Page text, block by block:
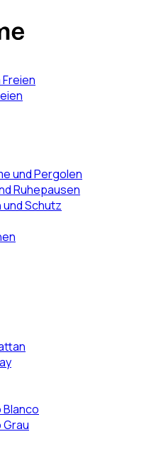
und Pergolen
Ruhepausen
Schutz
Blanco
Grau